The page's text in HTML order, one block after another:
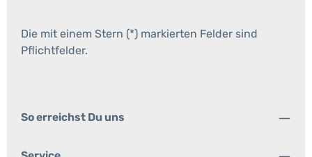
Die mit einem Stern (*) markierten Felder sind
Pflichtfelder.
So erreichst Du uns